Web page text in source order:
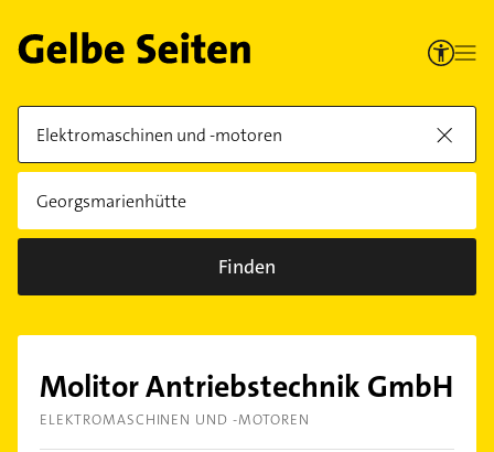
Finden
Molitor Antriebstechnik GmbH
ELEKTROMASCHINEN UND -MOTOREN